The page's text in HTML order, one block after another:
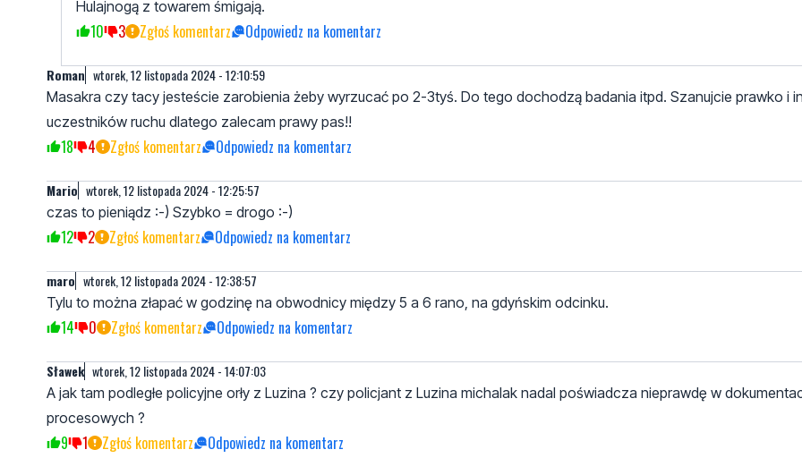
Hulajnogą z towarem śmigają.
10 3 Zgłoś komentarz Odpowiedz na komentarz
Roman wtorek, 12 listopada 2024 - 12:10:59
Masakra czy tacy jesteście zarobienia żeby wyrzucać po 2-3tyś. Do tego dochodzą badania itpd. Szanujcie prawko i
uczestników ruchu dlatego zalecam prawy pas!!
18 4 Zgłoś komentarz Odpowiedz na komentarz
Mario wtorek, 12 listopada 2024 - 12:25:57
czas to pieniądz :-) Szybko = drogo :-)
12 2 Zgłoś komentarz Odpowiedz na komentarz
maro wtorek, 12 listopada 2024 - 12:38:57
Tylu to można złapać w godzinę na obwodnicy między 5 a 6 rano, na gdyńskim odcinku.
14 0 Zgłoś komentarz Odpowiedz na komentarz
Sławek wtorek, 12 listopada 2024 - 14:07:03
A jak tam podległe policyjne orły z Luzina ? czy policjant z Luzina michalak nadal poświadcza nieprawdę w
procesowych ?
9 1 Zgłoś komentarz Odpowiedz na komentarz